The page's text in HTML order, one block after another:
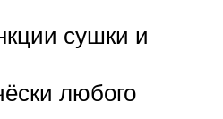
сушки и
любого